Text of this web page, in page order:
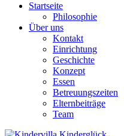
Startseite
Philosophie
Über uns
Kontakt
Einrichtung
Geschichte
Konzept
Essen
Betreuungszeiten
Elternbeiträge
Team